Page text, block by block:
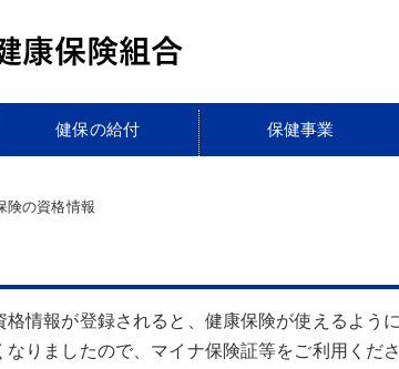
健保の給付 保健事業
険の資格情報
情報が登録されると、健康保険が使えるよう
りましたので、マイナ保険証等をご利用くださ